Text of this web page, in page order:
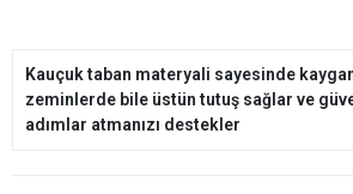
Kauçuk taban materyali sayesinde
zeminlerde bile üstün tutuş sağlar ve
adımlar atmanızı destekler